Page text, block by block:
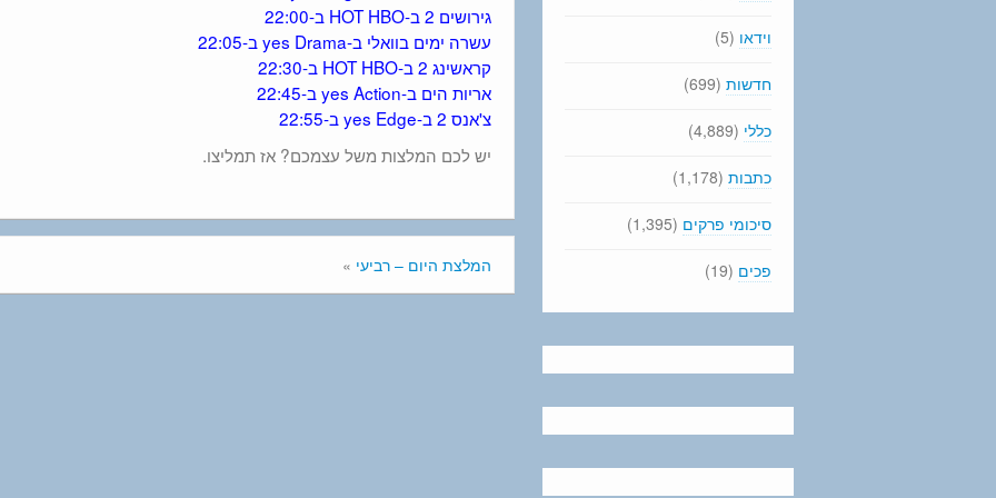
גירושים 2 ב-HOT HBO ב-22:00
עשרה ימים בוואלי ב-yes Drama ב-22:05
קראשינג 2 ב-HOT HBO ב-22:30
אריות הים ב-yes Action ב-22:45
צ'אנס 2 ב-yes Edge ב-22:55
יש לכם המלצות משל עצמכם? אז תמליצו.
המלצת היום – רביעי »
וידאו (5)
חדשות (699)
כללי (4,889)
כתבות (1,178)
סיכומי פרקים (1,395)
פכים (19)